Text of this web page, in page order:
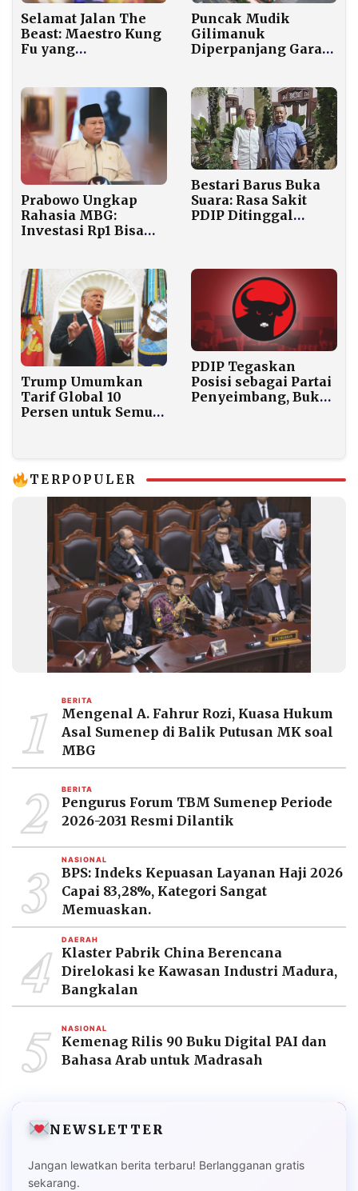
Selamat Jalan The
Beast: Maestro Kung
Fu yang
Anak Lewat Kung Fu
Hustle
Puncak Mudik
Gilimanuk
Diperpanjang Gara-
Pelabuhan
Prabowo Ungkap
Rahasia MBG:
Investasi Rp1 Bisa
Bestari Barus Buka
Suara: Rasa Sakit
PDIP Ditinggal
Trump Umumkan
Tarif Global 10
Persen untuk Semua
PDIP Tegaskan
Posisi sebagai Partai
Penyeimbang, Bukan
TERPOPULER
1 BERITA
Mengenal A. Fahrur Rozi, Kuasa Hukum
Asal Sumenep di Balik Putusan MK soal
MBG
2 BERITA
Pengurus Forum TBM Sumenep Periode
2026-2031 Resmi Dilantik
3 NASIONAL
BPS: Indeks Kepuasan Layanan Haji 2026
Capai 83,28%, Kategori Sangat
Memuaskan.
4 DAERAH
Klaster Pabrik China Berencana
Direlokasi ke Kawasan Industri Madura,
Bangkalan
5 NASIONAL
Kemenag Rilis 90 Buku Digital PAI dan
Bahasa Arab untuk Madrasah
NEWSLETTER
Jangan lewatkan berita terbaru! Berlangganan gratis
sekarang.